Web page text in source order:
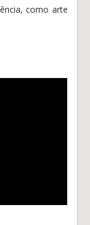
como arte